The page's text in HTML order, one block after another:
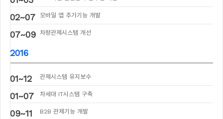
02~07 모바일 앱 추가기능 개발
07~09 차량관제시스템 개선
2016
01~12 관제시스템 유지보수
01~07 차세대 IT시스템 구축
09~11 B2B 관제기능 개발